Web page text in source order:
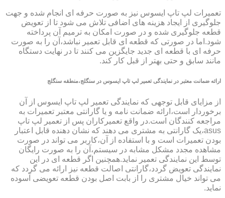
تعمیرات لپ تاپ ایسوس نیز به صورت حرفه ای انجام شده و جهت
جلوگیری از ایجاد هزینه های اضافی تلاش می شود تا از تعویض
قطعه جلوگیری شده و در صورت امکان به ترمیم آن پرداخته
شود.اما در صورتی که قطعه ای قابل تعمیر نباشد،آن را به صورت
حرفه ای با قطعه ای جدید جایگزین می کنند تا در نهایت دستگاه
مانند سابق و حتی بهتر از قبل کار کند.
ارائه ضمانت معتبر در نمایندگی تعمیر لپ تاپ ایسوس در سنگلج،منطقه سنگلج
از مزایای قابل توجهی که نمایندگی تعمیر لپ تاپ ایسوس از آن
برخوردار است،ارائه ضمانت نامه و یا گارانتی معتبر تعمیرات به
مراجعه کنندگان است.در واقع تعمیرکاران پس از تعمیر لپ تاپ
asus،یک گارانتی به مشتری می دهند که نشان دهنده قابل اعتبار
بودن تعمیرات است و با استفاده از آن،کاربر می تواند در صورت
مشاهده مجدد مشکل مشابه در سیستم،آن را به صورت رایگان
توسط این نمایندگی تعمیر نماید.همچنین اگر قطعه ای در این
نمایندگی تعویض گردد،گارانتی اصالت قطعه نیز ارائه می گردد که
می تواند خیال مشتری را از بابت اصل بودن قطعه تعویضی آسوده
نماید.